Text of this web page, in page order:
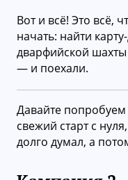
Вот и всё! Это всё,
начать: найти
дварфийской
— и поехали.
Давайте
свежий старт с
долго думал, а